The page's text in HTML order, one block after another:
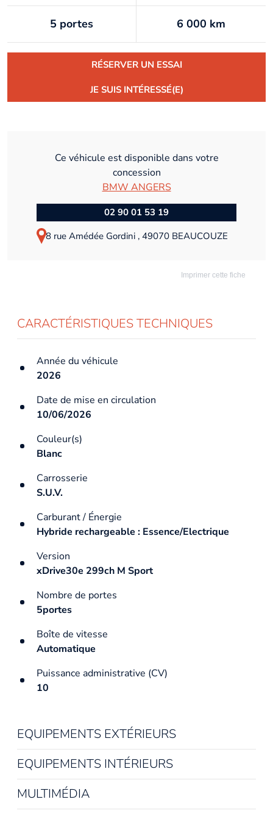
5 portes 6 000 km
RÉSERVER UN ESSAI
JE SUIS INTÉRESSÉ(E)
Ce véhicule est disponible dans votre
concession
BMW ANGERS
02 90 01 53 19
8 rue Amédée Gordini , 49070 BEAUCOUZE
Imprimer cette fiche
CARACTÉRISTIQUES TECHNIQUES
Année du véhicule
2026
Date de mise en circulation
10/06/2026
Couleur(s)
Blanc
Carrosserie
S.U.V.
Carburant / Énergie
Hybride rechargeable : Essence/Electrique
Version
xDrive30e 299ch M Sport
Nombre de portes
5portes
Boîte de vitesse
Automatique
Puissance administrative (CV)
10
EQUIPEMENTS EXTÉRIEURS
EQUIPEMENTS INTÉRIEURS
MULTIMÉDIA